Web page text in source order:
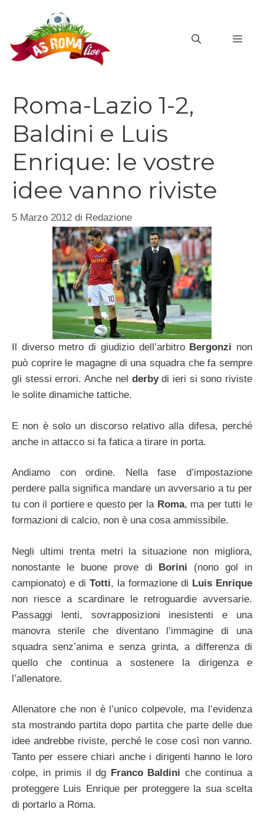
contenuto
Roma-Lazio 1-2,
Baldini e Luis
Enrique: le vostre
idee vanno riviste
5 Marzo 2012 di Redazione
Il diverso metro di giudizio dell’arbitro Bergonzi non
può coprire le magagne di una squadra che fa sempre
gli stessi errori. Anche nel derbydi ieri si sono riviste
le solite dinamiche tattiche.
E non è solo un discorso relativo alla difesa, perché
anche in attacco si fa fatica a tirare in porta.
Andiamo con ordine. Nella fase d’impostazione
perdere palla significa mandare un avversario a tu per
tu con il portiere e questo per la Roma, ma per tutti le
formazioni di calcio, non è una cosa ammissibile.
Negli ultimi trenta metri la situazione non migliora,
nonostante le buone prove di Borini (nono gol in
campionato) e di Totti, la formazione di Luis Enrique
non riesce a scardinare le retroguardie avversarie.
Passaggi lenti, sovrapposizioni inesistenti e una
manovra sterile che diventano l’immagine di una
squadra senz’anima e senza grinta, a differenza di
quello che continua a sostenere la dirigenza e
l’allenatore.
Allenatore che non è l’unico colpevole, ma l’evidenza
sta mostrando partita dopo partita che parte delle due
idee andrebbe riviste, perché le cose così non vanno.
Tanto per essere chiari anche i dirigenti hanno le loro
colpe, in primis il dg Franco Baldini che continua a
proteggere Luis Enrique per proteggere la sua scelta
di portarlo a Roma.